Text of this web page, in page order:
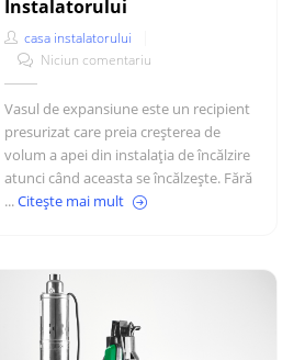
Instalatorului
casa instalatorului
Niciun comentariu
Vasul de expansiune este un recipient
presurizat care preia creșterea de
volum a apei din instalația de încălzire
atunci când aceasta se încălzește. Fără
...Citește mai mult